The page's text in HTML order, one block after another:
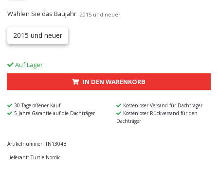
Wählen Sie das Baujahr 2015 und neuer
2015 und neuer
Auf Lager
IN DEN WARENKORB
30 Tage offener Kauf
Kostenloser Versand für Dachträger
5 Jahre Garantie auf die Dachträger
Kostenloser Rückversand für den
Dachträger
Artikelnummer: TN1304B
Lieferant: Turtle Nordic